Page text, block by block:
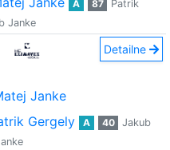
A 87
Patrik
Janke
Detailne
Janke
Gergely A 40
Jakub